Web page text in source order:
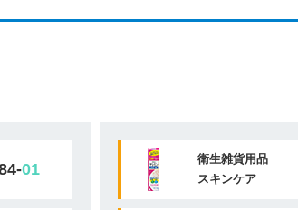
01
衛生雑貨用品
スキンケア